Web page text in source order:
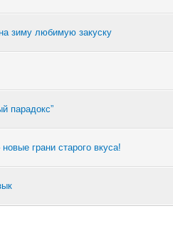
зиму любимую закуску
парадокс”
грани старого вкуса!